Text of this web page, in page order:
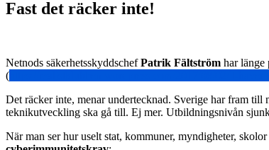
Fast det räcker inte!
Netnods säkerhetsskyddschefPatrik Fältström har länge
(
Det räcker inte, menar undertecknad. Sverige har fram
teknikutveckling ska gå till. Ej mer. Utbildningsnivån
När man ser hur uselt stat, kommuner, myndigheter,